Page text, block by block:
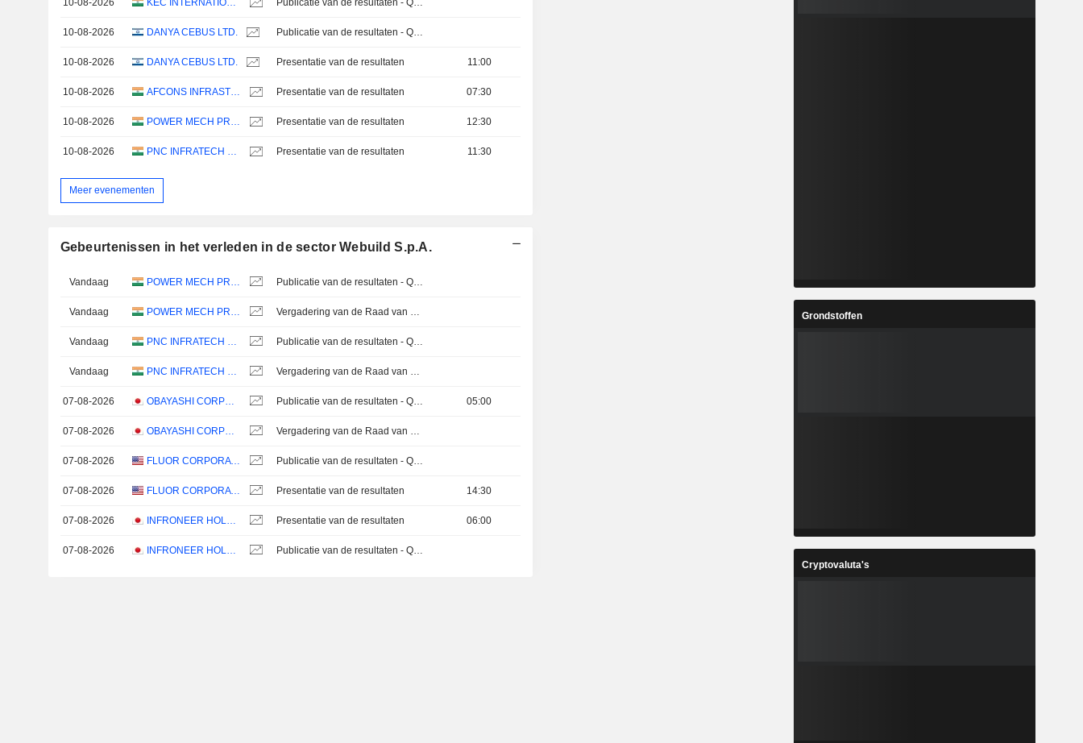
10-08-2026 KEC INTERNATIONAL LIMITED Publicatie van de resultaten - Q1 2027
10-08-2026 DANYA CEBUS LTD. Publicatie van de resultaten - Q2 2026
10-08-2026 DANYA CEBUS LTD. Presentatie van de resultaten 11:00
10-08-2026 AFCONS INFRASTRUCTURE LIMITED Presentatie van de resultaten 07:30
10-08-2026 POWER MECH PROJECTS LIMITED Presentatie van de resultaten 12:30
10-08-2026 PNC INFRATECH LIMITED Presentatie van de resultaten 11:30
Meer evenementen
Gebeurtenissen in het verleden in de sector Webuild S.p.A.
Vandaag
Vandaag
Vandaag
Vandaag
07-08-2026 05:00
07-08-2026
07-08-2026 FLUOR CORPORATION
07-08-2026 FLUOR CORPORATION Presentatie van de resultaten 14:30
07-08-2026 Presentatie van de resultaten 06:00
07-08-2026
Grondstoffen
Cryptovaluta's